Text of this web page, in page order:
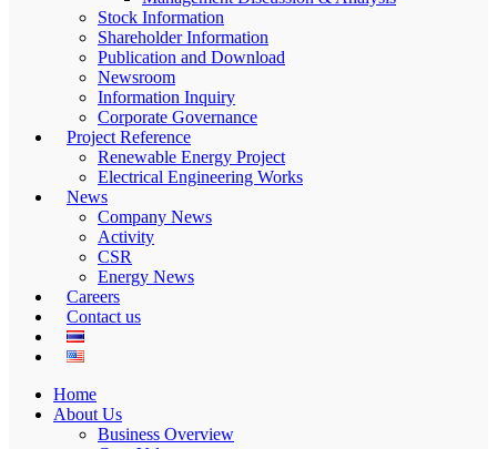
Stock Information
Shareholder Information
Publication and Download
Newsroom
Information Inquiry
Corporate Governance
Project Reference
Renewable Energy Project
Electrical Engineering Works
News
Company News
Activity
CSR
Energy News
Careers
Contact us
Home
About Us
Business Overview